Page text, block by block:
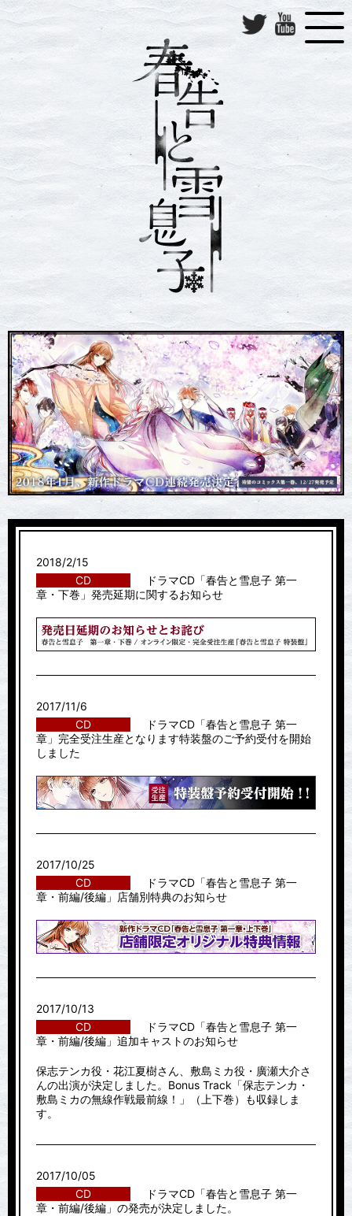
2018/2/15
CD
ドラマCD「春告と雪息子 第一
章・下巻」発売延期に関するお知らせ
2017/11/6
CD
ドラマCD「春告と雪息子 第一
章」完全受注生産となります特装盤のご予約受付を開始
しました
2017/10/25
CD
ドラマCD「春告と雪息子 第一
章・前編/後編」店舗別特典のお知らせ
2017/10/13
CD
ドラマCD「春告と雪息子 第一
章・前編/後編」追加キャストのお知らせ
保志テンカ役・花江夏樹さん、敷島ミカ役・廣瀬大介さ
んの出演が決定しました。Bonus Track「保志テンカ・
敷島ミカの無線作戦最前線！」（上下巻）も収録しま
す。
2017/10/05
CD
ドラマCD「春告と雪息子 第一
章・前編/後編」の発売が決定しました。